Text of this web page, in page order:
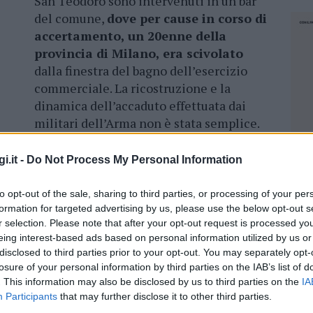
- Do Not Process My Personal Information
opt-out of the sale, sharing to third parties, or processing of your
for targeted advertising by us, please use the below opt-out
selection. Please note that after your opt-out request is processed
interest-based ads based on personal information utilized by us
to third parties prior to your opt-out. You may separately
of your personal information by third parties on the IAB’s list of
This information may also be disclosed by us to third parties on the
Participants that may further disclose it to other third parties.
del comune, dove per cause in corso di
accertamento, un 20enne della
provincia di Milano, era scivolato
dalla finestra del bagno dell’esercizio
commerciale. La ricostruzione e la
dinamica dell’accaduto effettuata dai
militari dell’Arma non è stata semplice.
pare che il ragazzosia rimasto
e, non riuscendo più ad uscire,
per poter rientrare nel bar.
perso l’equilibrio cadendo così da un’altezza
intervenivano i sanitari del 118. Il
per le gravi ferite riportate, all’ospedale
dei militari della locale Stazione vi sono
vi sono